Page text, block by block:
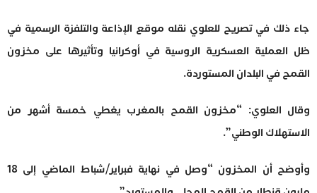
جاء ذلك في تصريح للعلوي نقله موقع الإذاعة والتلفزة الرسمية في
ظل العملية العسكرية الروسية في أوكرانيا وتأثيرها على مخزون
القمح في البلدان المستوردة.
وقال العلوي: “مخزون القمح بالمغرب يغطي خمسة أشهر من
الاستهلاك الوطني”.
وأوضح أن المخزون “وصل في نهاية فبراير/شباط الماضي إلى 18